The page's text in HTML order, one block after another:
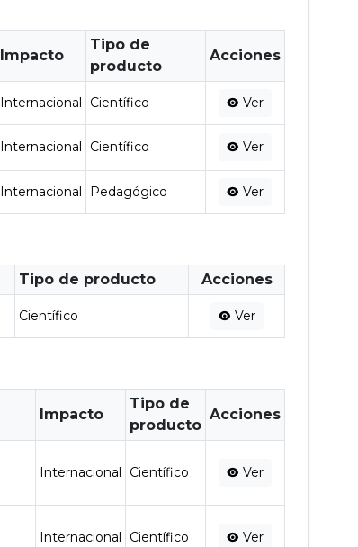
Impacto
Tipo de
producto
Acciones
Internacional Científico Ver
Internacional Científico Ver
Internacional Pedagógico Ver
Tipo de producto Acciones
Científico Ver
Impacto
Tipo de
producto
Acciones
Internacional Científico Ver
Internacional Científico Ver